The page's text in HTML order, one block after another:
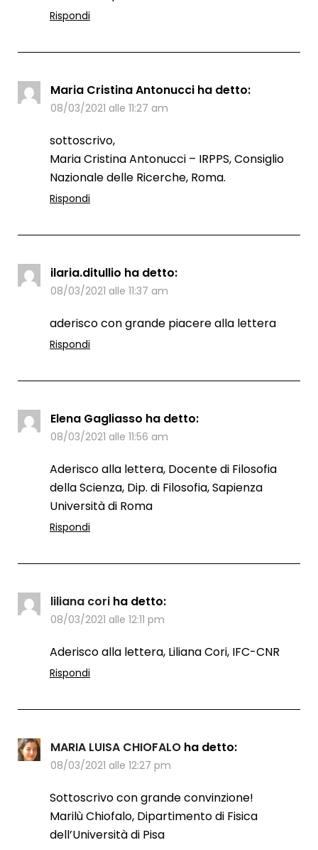
Rispondi
Maria Cristina Antonucci ha detto:
08/03/2021 alle 11:27 am
sottoscrivo,
Maria Cristina Antonucci – IRPPS, Consiglio
Nazionale delle Ricerche, Roma.
Rispondi
ilaria.ditullio ha detto:
08/03/2021 alle 11:37 am
aderisco con grande piacere alla lettera
Rispondi
Elena Gagliasso ha detto:
08/03/2021 alle 11:56 am
Aderisco alla lettera, Docente di Filosofia
della Scienza, Dip. di Filosofia, Sapienza
Università di Roma
Rispondi
liliana cori ha detto:
08/03/2021 alle 12:11 pm
Aderisco alla lettera, Liliana Cori, IFC-CNR
Rispondi
MARIA LUISA CHIOFALO ha detto:
08/03/2021 alle 12:27 pm
Sottoscrivo con grande convinzione!
Marilù Chiofalo, Dipartimento di Fisica
dell’Università di Pisa